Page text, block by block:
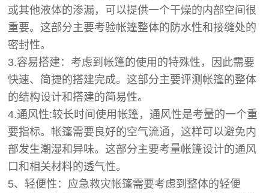
或其他液体的渗漏，可以提供一个干燥的内部空间很
重要。这部分主要考验帐篷整体的防水性和接缝处的
密封性。
3.容易搭建：考虑到帐篷的使用的特殊性，因此需要
快速、简捷的搭建完成。这部分主要评测帐篷的整体
的结构设计和搭建的简易性。
4.通风性:较长时间使用帐篷，通风性是考量的一个重
要指标。帐篷需要良好的空气流通，这样可以避免内
部发生潮湿和异味。这部分主要考量帐篷设计的通风
口和相关材料的透气性。
5、轻便性：应急救灾帐篷需要考虑到整体的轻便